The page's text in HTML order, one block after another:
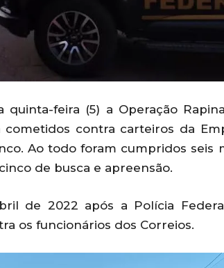
feira (5) a Operação
contra carteiros da
Ao todo foram cumpridos seis
de busca e apreensão.
de 2022 após a Polícia
os funcionários dos Correios.